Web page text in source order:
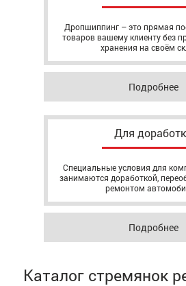
Дропшиппинг – это прямая
товаров вашему клиенту без
хранения на своём
Подробнее
Для
Специальные условия для
занимаются доработкой,
ремонтом
Подробнее
Каталог стремянок